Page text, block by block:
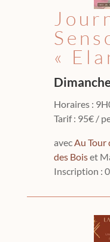
«
Horaires :
Tarif : 95€ /
avecAu Tour
des Boiset
Inscription :